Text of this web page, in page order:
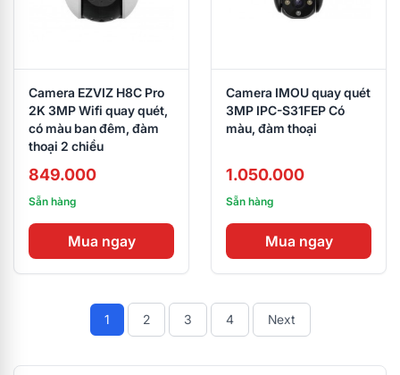
Camera EZVIZ H8C Pro
2K 3MP Wifi quay quét,
có màu ban đêm, đàm
thoại 2 chiều
849.000
Sẵn hàng
Mua ngay
Camera IMOU quay quét
3MP IPC-S31FEP Có
màu, đàm thoại
1.050.000
Sẵn hàng
Mua ngay
1 2 3 4 Next